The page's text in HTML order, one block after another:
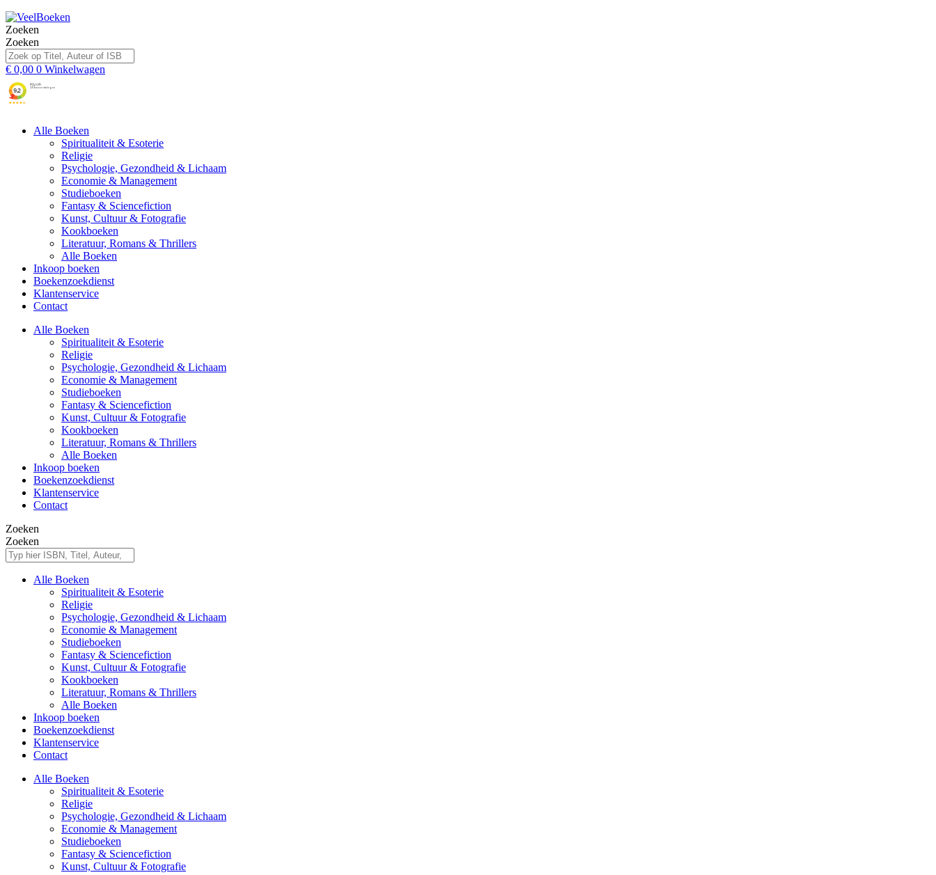
Zoeken
Zoeken
€ 0,00 0 Winkelwagen
Alle Boeken
Spiritualiteit & Esoterie
Religie
Psychologie, Gezondheid & Lichaam
Economie & Management
Studieboeken
Fantasy & Sciencefiction
Kunst, Cultuur & Fotografie
Kookboeken
Literatuur, Romans & Thrillers
Alle Boeken
Inkoop boeken
Boekenzoekdienst
Klantenservice
Contact
Alle Boeken
Spiritualiteit & Esoterie
Religie
Psychologie, Gezondheid & Lichaam
Economie & Management
Studieboeken
Fantasy & Sciencefiction
Kunst, Cultuur & Fotografie
Kookboeken
Literatuur, Romans & Thrillers
Alle Boeken
Inkoop boeken
Boekenzoekdienst
Klantenservice
Contact
Zoeken
Zoeken
Alle Boeken
Spiritualiteit & Esoterie
Religie
Psychologie, Gezondheid & Lichaam
Economie & Management
Studieboeken
Fantasy & Sciencefiction
Kunst, Cultuur & Fotografie
Kookboeken
Literatuur, Romans & Thrillers
Alle Boeken
Inkoop boeken
Boekenzoekdienst
Klantenservice
Contact
Alle Boeken
Spiritualiteit & Esoterie
Religie
Psychologie, Gezondheid & Lichaam
Economie & Management
Studieboeken
Fantasy & Sciencefiction
Kunst, Cultuur & Fotografie